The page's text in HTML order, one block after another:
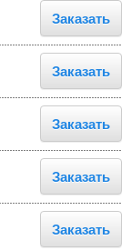
Заказать
Заказать
Заказать
Заказать
Заказать